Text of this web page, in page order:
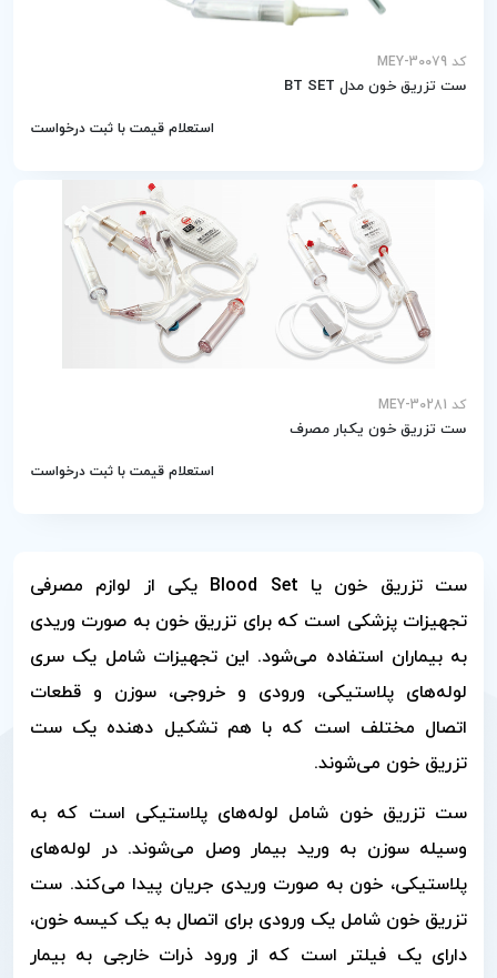
کد MEY-30079
ست تزریق خون مدل BT SET
استعلام قیمت با ثبت درخواست
کد MEY-30281
ست تزریق خون یکبار مصرف
استعلام قیمت با ثبت درخواست
ست تزریق خون یا Blood Set یکی از لوازم مصرفی
تجهیزات پزشکی است که برای تزریق خون به صورت وریدی
به بیماران استفاده می‌شود. این تجهیزات شامل یک سری
لوله‌های پلاستیکی، ورودی و خروجی، سوزن و قطعات
اتصال مختلف است که با هم تشکیل دهنده یک ست
تزریق خون می‌شوند.
ست تزریق خون شامل لوله‌های پلاستیکی است که به
وسیله سوزن به ورید بیمار وصل می‌شوند. در لوله‌های
پلاستیکی، خون به صورت وریدی جریان پیدا می‌کند. ست
تزریق خون شامل یک ورودی برای اتصال به یک کیسه خون،
دارای یک فیلتر است که از ورود ذرات خارجی به بیمار